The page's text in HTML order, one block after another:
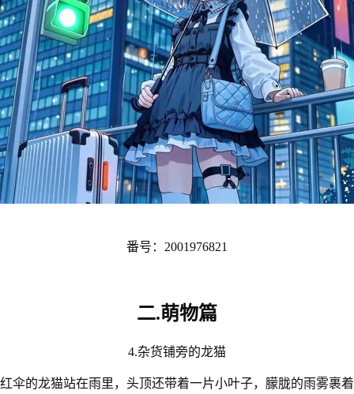
番号：2001976821
二.萌物篇
4.杂货铺旁的龙猫
伞的龙猫站在雨里，头顶还带着一片小叶子，朦胧的雨雾裹